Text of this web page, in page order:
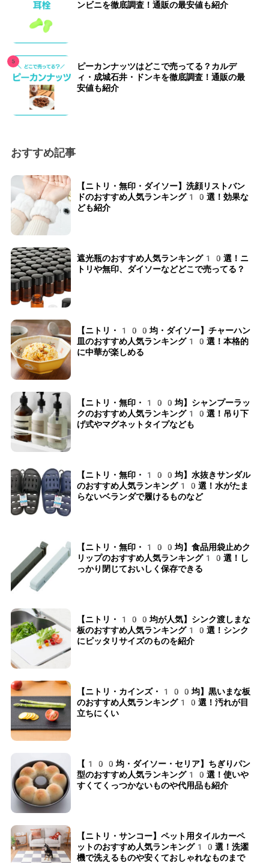
ンビニを徹底調査！通販の最安値も紹介
ピーカンナッツはどこで売ってる？カルデ
ィ・成城石井・ドンキを徹底調査！通販の最
安値も紹介
おすすめ記事
【ニトリ・無印・ダイソー】洗顔リストバン
ドのおすすめ人気ランキング10選！効果な
ども紹介
遮光瓶のおすすめ人気ランキング10選！ニ
トリや無印、ダイソーなどどこで売ってる？
【ニトリ・100均・ダイソー】チャーハン
皿のおすすめ人気ランキング10選！本格的
に中華が楽しめる
【ニトリ・無印・100均】シャンプーラッ
クのおすすめ人気ランキング10選！吊り下
げ式やマグネットタイプなども
【ニトリ・無印・100均】水抜きサンダル
のおすすめ人気ランキング10選！水がたま
らないベランダで履けるものなど
【ニトリ・無印・100均】食品用袋止めク
リップのおすすめ人気ランキング10選！し
っかり閉じておいしく保存できる
【ニトリ・100均が人気】シンク渡しまな
板のおすすめ人気ランキング10選！シンク
にピッタリサイズのものを紹介
【ニトリ・カインズ・100均】黒いまな板
のおすすめ人気ランキング10選！汚れが目
立ちにくい
【100均・ダイソー・セリア】ちぎりパン
型のおすすめ人気ランキング10選！使いや
すくてくっつかないものや代用品も紹介
【ニトリ・サンコー】ペット用タイルカーペ
ットのおすすめ人気ランキング10選！洗濯
機で洗えるものや安くておしゃれなものまで